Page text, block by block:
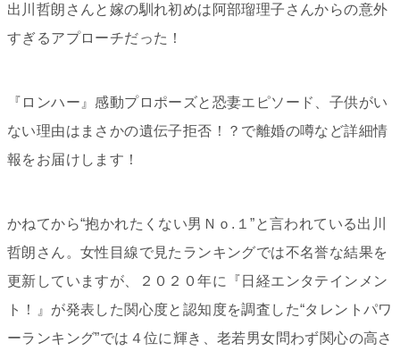
出川哲朗さんと嫁の馴れ初めは阿部瑠理子さんからの意外
すぎるアプローチだった！
『ロンハー』感動プロポーズと恐妻エピソード、子供がい
ない理由はまさかの遺伝子拒否！？で離婚の噂など詳細情
報をお届けします！
かねてから“抱かれたくない男Ｎｏ.１”と言われている出川
哲朗さん。女性目線で見たランキングでは不名誉な結果を
更新していますが、２０２０年に
『日経エンタテインメン
ト！』が発表した関心度と認知度を調査した“タレントパワ
ーランキング”では４位に輝き、老若男女問わず関心の高さ